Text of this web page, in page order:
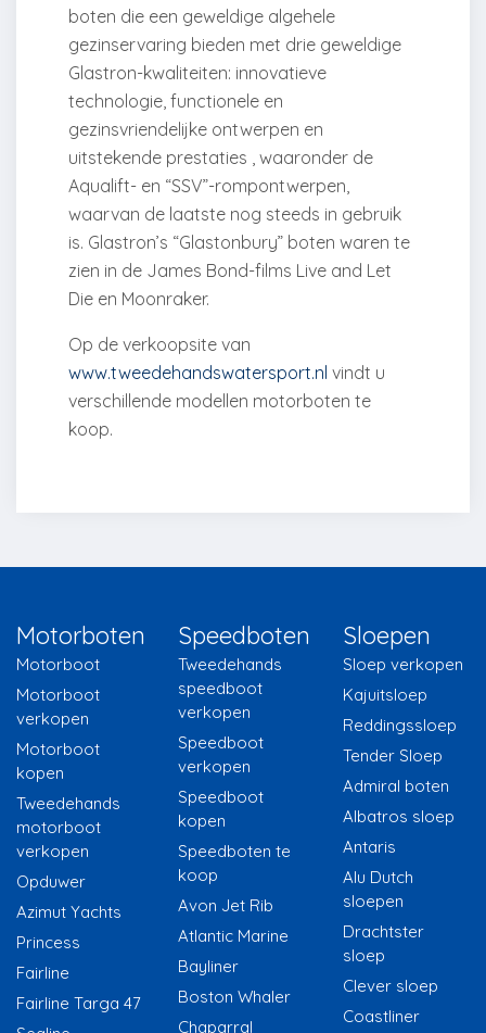
boten die een geweldige algehele
gezinservaring bieden met drie geweldige
Glastron-kwaliteiten: innovatieve
technologie, functionele en
gezinsvriendelijke ontwerpen en
uitstekende prestaties , waaronder de
Aqualift- en “SSV”-rompontwerpen,
waarvan de laatste nog steeds in gebruik
is. Glastron’s “Glastonbury” boten waren te
zien in de James Bond-films Live and Let
Die en Moonraker.
Op de verkoopsite van
www.tweedehandswatersport.nl vindt u
verschillende modellen motorboten te
koop.
Motorboten
Motorboot
Motorboot
verkopen
Motorboot
kopen
Tweedehands
motorboot
verkopen
Opduwer
Azimut Yachts
Princess
Fairline
Fairline Targa 47
Speedboten
Tweedehands
speedboot
verkopen
Speedboot
verkopen
Speedboot
kopen
Speedboten te
koop
Avon Jet Rib
Atlantic Marine
Bayliner
Boston Whaler
Chaparral
Sloepen
Sloep verkopen
Kajuitsloep
Reddingssloep
Tender Sloep
Admiral boten
Albatros sloep
Antaris
Alu Dutch
sloepen
Drachtster
sloep
Clever sloep
Coastliner